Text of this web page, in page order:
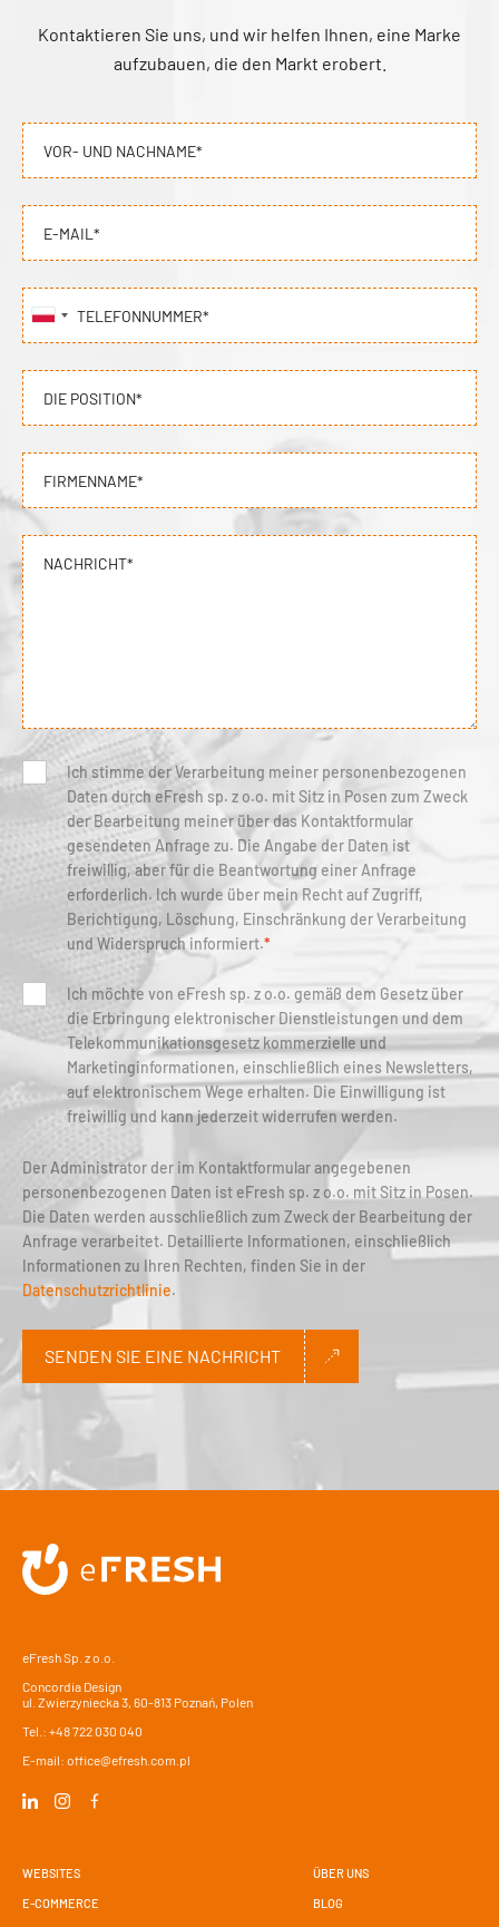
Kontaktieren Sie uns, und wir helfen Ihnen, eine Marke
aufzubauen, die den Markt erobert.
VOR- UND NACHNAME*
E-MAIL*
TELEFONNUMMER*
DIE POSITION*
FIRMENNAME*
NACHRICHT*
Ich stimme der Verarbeitung meiner personenbezogenen
Daten durch eFresh sp. z o.o. mit Sitz in Posen zum Zweck
der Bearbeitung meiner über das Kontaktformular
gesendeten Anfrage zu. Die Angabe der Daten ist
freiwillig, aber für die Beantwortung einer Anfrage
erforderlich. Ich wurde über mein Recht auf Zugriff,
Berichtigung, Löschung, Einschränkung der Verarbeitung
und Widerspruch informiert.*
Ich möchte von eFresh sp. z o.o. gemäß dem Gesetz über
die Erbringung elektronischer Dienstleistungen und dem
Telekommunikationsgesetz kommerzielle und
Marketinginformationen, einschließlich eines Newsletters,
auf elektronischem Wege erhalten. Die Einwilligung ist
freiwillig und kann jederzeit widerrufen werden.
Der Administrator der im Kontaktformular angegebenen
personenbezogenen Daten ist eFresh sp. z o.o. mit Sitz in Posen.
Die Daten werden ausschließlich zum Zweck der Bearbeitung der
Anfrage verarbeitet. Detaillierte Informationen, einschließlich
Informationen zu Ihren Rechten, finden Sie in der
Datenschutzrichtlinie.
SENDEN SIE EINE NACHRICHT
Alternative:
eFresh Sp. z o.o.
Concordia Design
ul. Zwierzyniecka 3, 60-813 Poznań, Polen
Tel.: +48 722 030 040
E-mail: office@efresh.com.pl
WEBSITES
E-COMMERCE
ÜBER UNS
BLOG